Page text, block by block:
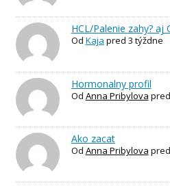
HCL/Palenie zahy? aj
Od Kaja pred 3 týždne
Hormonalny profil
Od Anna Pribylova
Ako zacat
Od Anna Pribylova